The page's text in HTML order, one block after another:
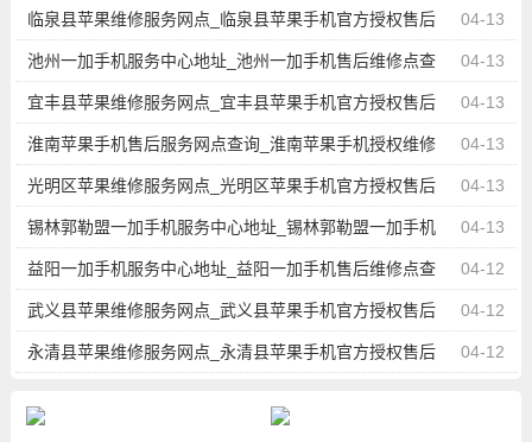
中心地址电话 04-13
临泉县苹果维修服务网点_临泉县苹果手机官方授权售后
维修中心地址电话 04-13
池州一加手机服务中心地址_池州一加手机售后维修点查
询 04-13
宜丰县苹果维修服务网点_宜丰县苹果手机官方授权售后
维修中心地址电话 04-13
淮南苹果手机售后服务网点查询_淮南苹果手机授权维修
中心地址电话 04-13
光明区苹果维修服务网点_光明区苹果手机官方授权售后
维修中心地址电话 04-13
锡林郭勒盟一加手机服务中心地址_锡林郭勒盟一加手机
售后维修点查询 04-12
益阳一加手机服务中心地址_益阳一加手机售后维修点查
询 04-12
武义县苹果维修服务网点_武义县苹果手机官方授权售后
维修中心地址电话 04-12
永清县苹果维修服务网点_永清县苹果手机官方授权售后